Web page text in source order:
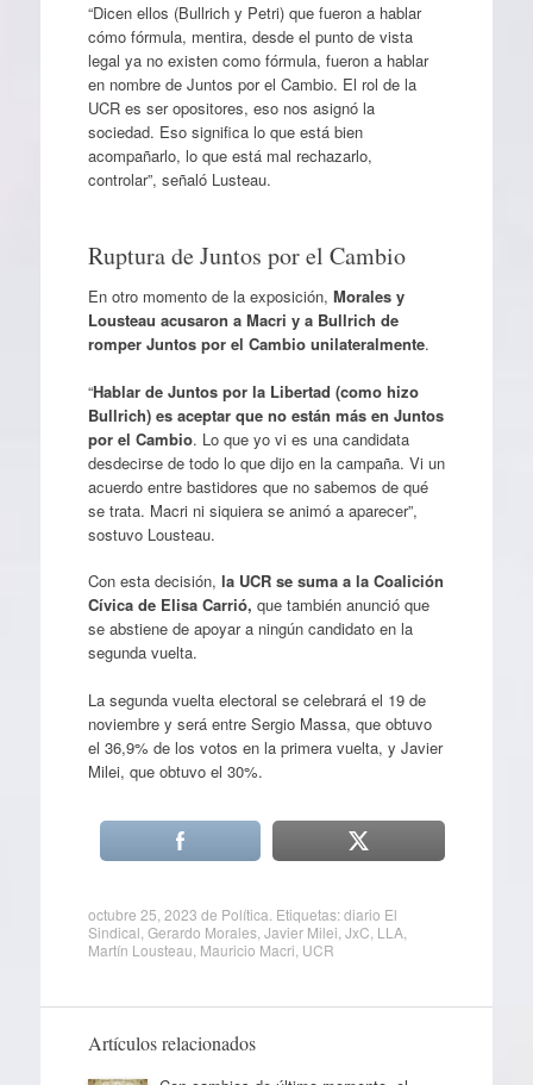
“Dicen ellos (Bullrich y Petri) que fueron a hablar
cómo fórmula, mentira, desde el punto de vista
legal ya no existen como fórmula, fueron a hablar
en nombre de Juntos por el Cambio. El rol de la
UCR es ser opositores, eso nos asignó la
sociedad. Eso significa lo que está bien
acompañarlo, lo que está mal rechazarlo,
controlar”, señaló Lusteau.
Ruptura de Juntos por el Cambio
En otro momento de la exposición, Morales y
Lousteau acusaron a Macri y a Bullrich de
romper Juntos por el Cambio unilateralmente.
“Hablar de Juntos por la Libertad (como hizo
Bullrich) es aceptar que no están más en Juntos
por el Cambio. Lo que yo vi es una candidata
desdecirse de todo lo que dijo en la campaña. Vi un
acuerdo entre bastidores que no sabemos de qué
se trata. Macri ni siquiera se animó a aparecer”,
sostuvo Lousteau.
Con esta decisión, la UCR se suma a la Coalición
Cívica de Elisa Carrió, que también anunció que
se abstiene de apoyar a ningún candidato en la
segunda vuelta.
La segunda vuelta electoral se celebrará el 19 de
noviembre y será entre Sergio Massa, que obtuvo
el 36,9% de los votos en la primera vuelta, y Javier
Milei, que obtuvo el 30%.
octubre 25, 2023 de Política . Etiquetas:diario El
Sindical Gerardo Morales, Javier Milei JxC LLA,
Martín Lousteau Mauricio Macri UCR
Artículos relacionados